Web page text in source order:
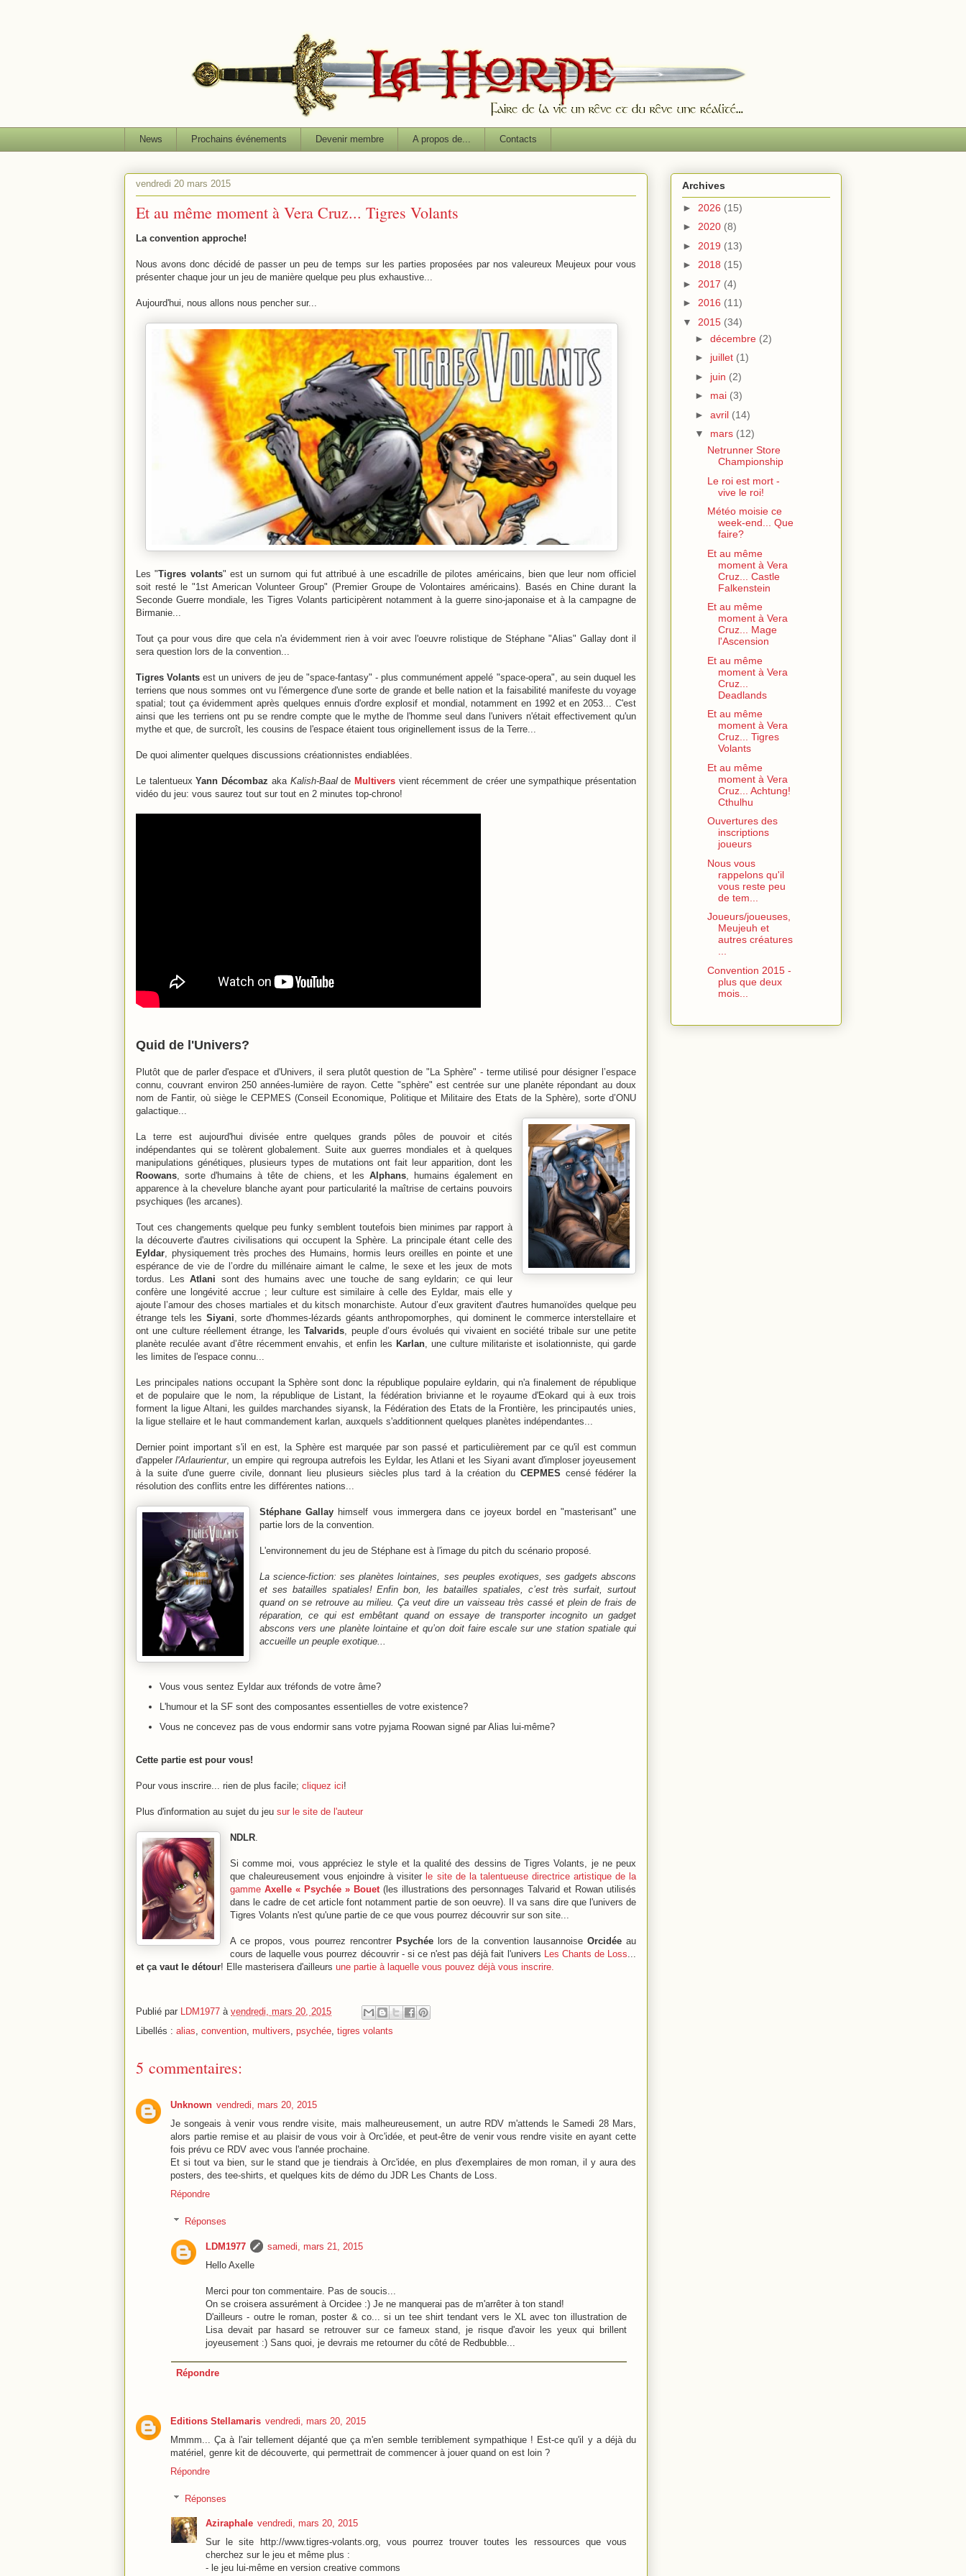
News Prochains événements Devenir membre A propos de... Contacts
vendredi 20 mars 2015
Et au même moment à Vera Cruz... Tigres Volants
La convention approche!
Nous avons donc décidé de passer un peu de temps sur les parties proposées par nos valeureux Meujeux pour vous
présenter chaque jour un jeu de manière quelque peu plus exhaustive...
Aujourd'hui, nous allons nous pencher sur...
Les "Tigres volants" est un surnom qui fut attribué à une escadrille de pilotes américains, bien que leur nom officiel
soit resté le "1st American Volunteer Group" (Premier Groupe de Volontaires américains). Basés en Chine durant la
Seconde Guerre mondiale, les Tigres Volants participèrent notamment à la guerre sino-japonaise et à la campagne de
Birmanie...
Tout ça pour vous dire que cela n'a évidemment rien à voir avec l'oeuvre rolistique de Stéphane "Alias" Gallay dont il
sera question lors de la convention...
Tigres Volants est un univers de jeu de "space-fantasy" - plus communément appelé "space-opera", au sein duquel les
terriens que nous sommes ont vu l'émergence d'une sorte de grande et belle nation et la faisabilité manifeste du voyage
spatial; tout ça évidemment après quelques ennuis d'ordre explosif et mondial, notamment en 1992 et en 2053... C'est
ainsi que les terriens ont pu se rendre compte que le mythe de l'homme seul dans l'univers n'était effectivement qu'un
mythe et que, de surcroît , les cousins de l'espace étaient tous originellement issus de la Terre...
De quoi alimenter quelques discussions créationnistes endiablées.
Le talentueuxYann Décombaz aka Kalish-BaaldeMultivers vient récemment de créer une sympathique présentation
vidéo du jeu: vous saurez tout sur tout en 2 minutes top-chrono!
Quid de l'Univers?
Plutôt que de parler d'espace et d'Univers, il sera plutôt question de "La Sphère" - terme utilisé pour désigner l’espace
connu, couvrant environ 250 années-lumière de rayon. Cette "sphère" est centrée sur une planète répondant au doux
nom de Fantir, où siège le CEPMES (Conseil Economique, Politique et Militaire des Etats de la Sphère) , sorte d’ONU
galactique...
La terre est aujourd'hui divisée entre quelques grands pôles de pouvoir et cités
indépendantes qui se tolèrent globalement.Suite aux guerres mondiales et à quelques
manipulations génétiques, plusieurs types de mutations ont fait leur apparition, dont les
Roowans , sorte d'humains à tête de chiens, et les Alphans, humains également en
apparence à la chevelure blanche ayant pour particularité la maîtrise de certains pouvoirs
psychiques (les arcanes).
Tout ces changements quelque peu funky semblent toutefois bien minimes par rapport à
la découverte d'autres civilisations qui occupent la Sphère. La principale étant celle des
Eyldar
physiquement très proches des Humains, hormis leurs oreilles en pointe et une
espérance de vie de l’ordre du millénaire aimant le calme, le sexe et les jeux de mots
tordus. LesAtlani sont des humains avec une touche de sang eyldarin; ce qui leur
confère une longévité accrue ; leur culture est similaire à celle des Eyldar, mais elle y
ajoute l’amour des choses martiales et du kitsch monarchiste. Autour d’eux gravitent d'autres humanoïdes quelque peu
étrange tels les Siyani , sorte d'hommes-lézards géants anthropomorphes, qui dominent le commerce interstellaire et
ont une culture réellement étrange, lesTalvarids , peuple d’ours évolués qui vivaient en société tribale sur une petite
planète reculée avant d’être récemment envahis, et enfin les Karlan, une culture militariste et isolationniste, qui garde
les limites de l'espace connu...
Les principales nations occupant la Sphère sont donc la république populaire eyldarin, qui n'a finalement de république
et de populaire que le nom, la république de Listant, la fédération brivianne et le royaume d'Eokard qui à eux trois
forment la ligue Altani, les guildes marchandes siyansk, la Fédération des Etats de la Frontière, les principautés unies,
la ligue stellaire et le haut commandement karlan, auxquels s'additionnent quelques planètes indépendantes...
Dernier point important s'il en est, la Sphère est marquée par son passé et particulièrement par ce qu'il est commun
d'appelerl'Arlaurientur, un empire qui regroupa autrefois les Eyldar, les Atlani et les Siyani avant d'imploser joyeusement
à la suite d'une guerre civile, donnant lieu plusieurs siècles plus tard à la création du CEPMES censé fédérer la
résolution des conflits entre les différentes nations...
Stéphane Gallay himself vous immergera dans ce joyeux bordel en "masterisant" une
partie lors de la convention.
L'environnement du jeu de Stéphane est à l'image du pitch du scénario proposé.
La science-fiction: ses planètes lointaines, ses peuples exotiques, ses gadgets abscons
et ses batailles spatiales!Enfin bon, les batailles spatiales, c’est très surfait, surtout
quand on se retrouve au milieu. Ça veut dire un vaisseau très cassé et plein de frais de
réparation, ce qui est embêtant quand on essaye de transporter incognito un gadget
abscons vers une planète lointaine et qu’on doit faire escale sur une station spatiale qui
accueille un peuple exotique...
Vous vous sentez Eyldar aux tréfonds de votre âme?
L'humour et la SF sont des composantes essentielles de votre existence?
Vous ne concevez pas de vous endormir sans votre pyjama Roowan signé par Alias lui-même?
Cette partie est pour vous!
Pour vous inscrire... rien de plus facile; cliquez ici!
Plus d'information au sujet du jeu sur le site de l'auteur
NDLR
Si comme moi, vous appréciez le style et la qualité des dessins de Tigres Volants, je ne peux
que chaleureusement vous enjoindre à visiterle site de la talentueuse directrice artistique de la
gamme Axelle « Psychée » Bouet (les illustrations des personnages Talvarid et Rowan utilisés
dans le cadre de cet article font notamment partie de son oeuvre). Il va sans dire que l'univers de
Tigres Volants n'est qu'une partie de ce que vous pourrez découvrir sur son site...
A ce propos, vous pourrez rencontrer Psychéelors de la convention lausannoise Orcidéeau
cours de laquelle vous pourrez découvrir - si ce n'est pas déjà fait l'univers Les Chants de Loss
et ça vaut le détour! Elle masterisera d'ailleurs une partie à laquelle vous pouvez déjà vous inscrire.
Publié par LDM1977 à vendredi, mars 20, 2015
Libellés : alias convention multivers psychée tigres volants
5 commentaires:
Unknown vendredi, mars 20, 2015
Je songeais à venir vous rendre visite, mais malheureusement, un autre RDV m'attends le Samedi 28 Mars,
alors partie remise et au plaisir de vous voir à Orc'idée, et peut-être de venir vous rendre visite en ayant cette
fois prévu ce RDV avec vous l'année prochaine.
Et si tout va bien, sur le stand que je tiendrais à Orc'idée, en plus d'exemplaires de mon roman, il y aura des
posters, des tee-shirts, et quelques kits de démo du JDR Les Chants de Loss.
Répondre
Réponses
LDM1977
samedi, mars 21, 2015
Hello Axelle
Merci pour ton commentaire. Pas de soucis...
On se croisera assurément à Orcidee :) Je ne manquerai pas de m'arrêter à ton stand!
D'ailleurs - outre le roman, poster & co... si un tee shirt tendant vers le XL avec ton illustration de
Lisa devait par hasard se retrouver sur ce fameux stand, je risque d'avoir les yeux qui brillent
joyeusement :) Sans quoi, je devrais me retourner du côté de Redbubble...
Répondre
Editions Stellamaris vendredi, mars 20, 2015
Mmmm... Ça à l'air tellement déjanté que ça m'en semble terriblement sympathique ! Est-ce qu'il y a déjà du
matériel, genre kit de découverte, qui permettrait de commencer à jouer quand on est loin ?
Répondre
Réponses
Aziraphale vendredi, mars 20, 2015
Sur le site http://www.tigres-volants.org, vous pourrez trouver toutes les ressources que vous
cherchez sur le jeu et même plus :
- le jeu lui-même en version creative commons
Archives
► 2026 (15)
► 2020 (8)
► 2019 (13)
► 2018 (15)
► 2017 (4)
► 2016 (11)
▼ 2015 (34)
► décembre (2)
► juillet (1)
► juin (2)
► mai (3)
► avril (14)
▼ mars (12)
Netrunner Store
Championship
Le roi est mort -
vive le roi!
Météo moisie ce
week-end... Que
faire?
Et au même
moment à Vera
Cruz... Castle
Falkenstein
Et au même
moment à Vera
Cruz... Mage
l'Ascension
Et au même
moment à Vera
Cruz...
Deadlands
Et au même
moment à Vera
Cruz... Tigres
Volants
Et au même
moment à Vera
Cruz... Achtung!
Cthulhu
Ouvertures des
inscriptions
joueurs
Nous vous
rappelons qu'il
vous reste peu
de tem...
Joueurs/joueuses,
Meujeuh et
autres créatures
...
Convention 2015 -
plus que deux
mois...